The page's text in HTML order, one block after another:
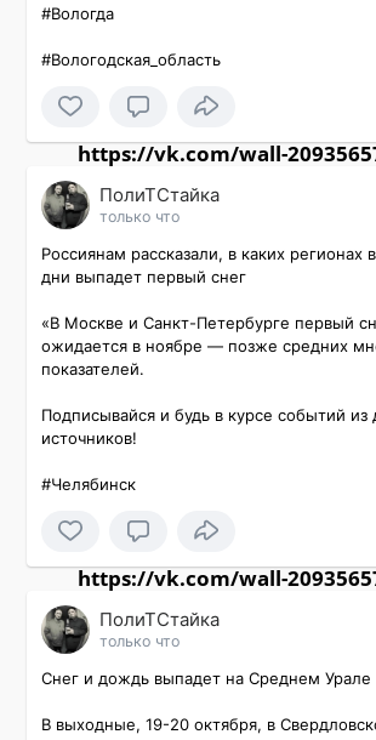
#Вологда
#Вологодская_область
https://vk.com/wall-
ПолиТСтайка
только что
Россиянам рассказали, в каких регионах
дни выпадет первый снег
«В Москве и Санкт-Петербурге первый
ожидается в ноябре — позже средних
показателей.
Подписывайся и будь в курсе событий из
источников!
#Челябинск
https://vk.com/wall-
ПолиТСтайка
только что
Снег и дождь выпадет на Среднем Урале
В выходные, 19-20 октября, в